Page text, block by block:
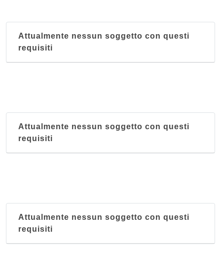
Attualmente nessun soggetto con questi
requisiti
Attualmente nessun soggetto con questi
requisiti
Attualmente nessun soggetto con questi
requisiti